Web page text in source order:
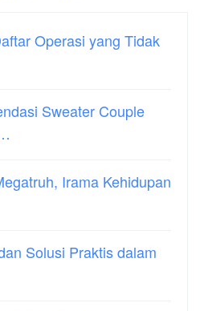
Operasi yang Tidak
Sweater Couple
Irama Kehidupan
Solusi Praktis dalam